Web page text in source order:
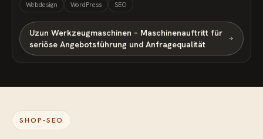
Webdesign WordPress SEO
Uzun Werkzeugmaschinen – Maschinenauftritt für
seriöse Angebotsführung und Anfragequalität
SHOP-SEO